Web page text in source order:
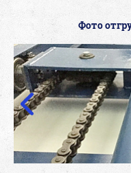
Фото